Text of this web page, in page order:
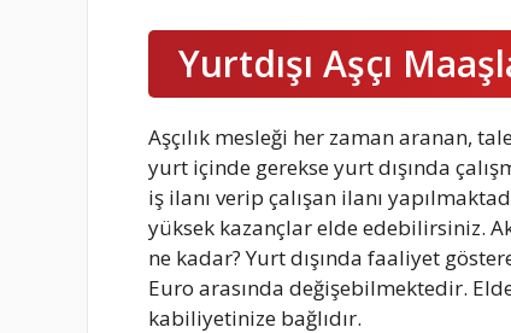
Yurtdışı Aşçı
Aşçılık mesleği her zaman aranan,
yurt içinde gerekse yurt dışında
iş ilanı verip çalışan ilanı
yüksek kazançlar elde edebilirsiniz.
ne kadar? Yurt dışında faaliyet
Euro arasında değişebilmektedir.
kabiliyetinize bağlıdır.